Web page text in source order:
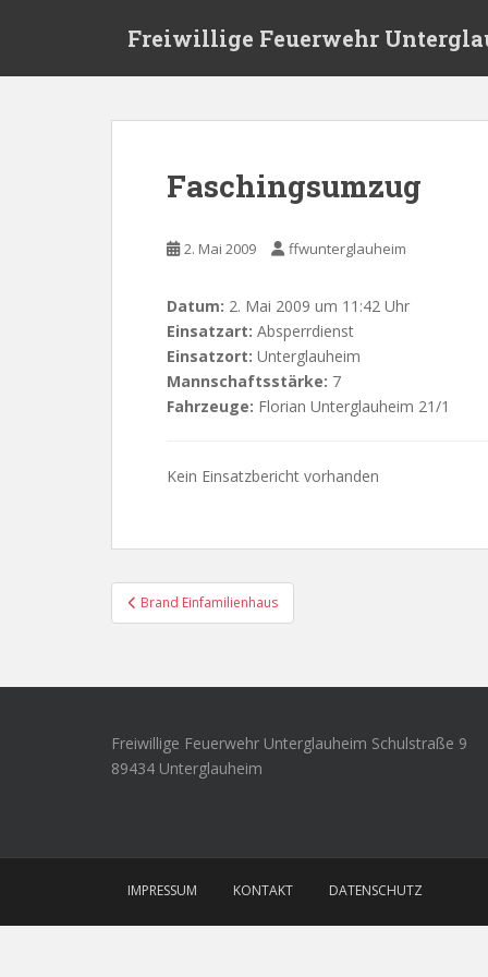
Freiwillige Feuerwehr
Faschingsumzug
2. Mai 2009 ffwunterglauheim
Datum: 2. Mai 2009 um 11:42 Uhr
Einsatzart: Absperrdienst
Einsatzort: Unterglauheim
Mannschaftsstärke: 7
Fahrzeuge: Florian Unterglauheim 21/1
Kein Einsatzbericht vorhanden
Beitragsnavigation
Brand Einfamilienhaus
Freiwillige Feuerwehr Unterglauheim Schulstraße 9
89434 Unterglauheim
IMPRESSUM KONTAKT DATENSCHUTZ